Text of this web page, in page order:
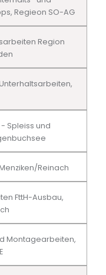
Regieon SO-AG
Region
Spleiss und
Reinach
FttH-Ausbau,
Montagearbeiten,